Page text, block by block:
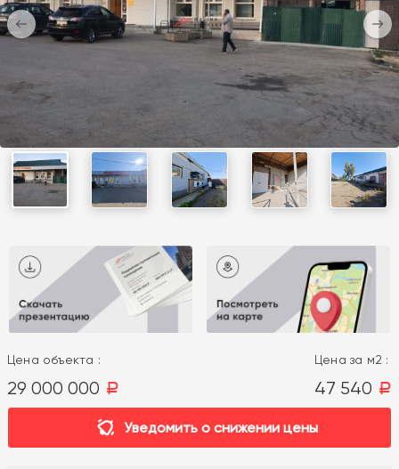
Цена объекта :
29 000 000 a
Цена за м2 :
47 540 a
Уведомить о снижении цены